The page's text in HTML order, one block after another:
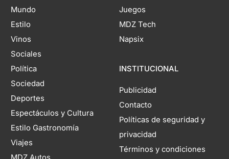
Mundo
Estilo
Vinos
Sociales
Política
Sociedad
Deportes
Espectáculos y Cultura
Estilo Gastronomía
Viajes
Juegos
MDZ Tech
Napsix
INSTITUCIONAL
Publicidad
Contacto
Políticas de seguridad y
privacidad
Términos y condiciones